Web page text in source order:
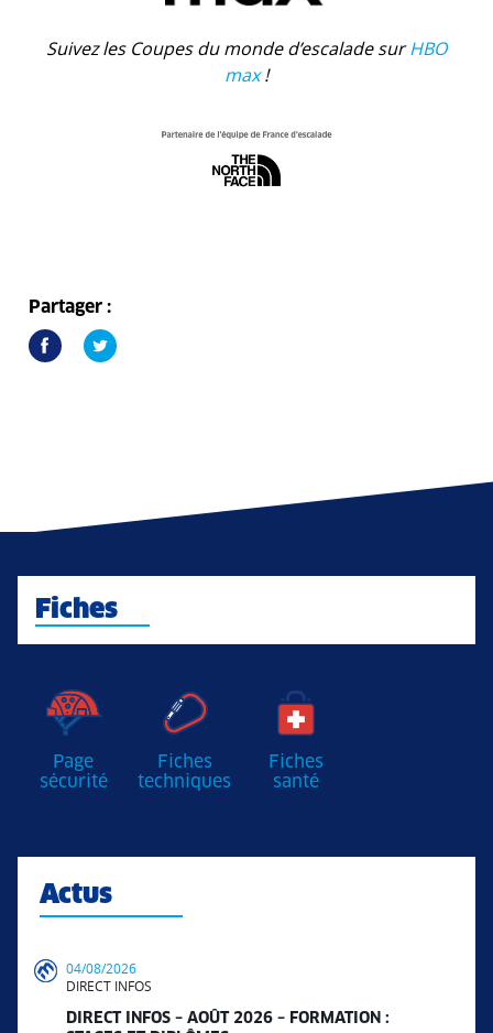
Suivez les Coupes du monde d’escalade surHBO
max!
Partager :
Fiches
Page
sécurité
Fiches
techniques
Fiches
santé
Actus
04/08/2026
DIRECT INFOS
DIRECT INFOS – AOÛT 2026 – FORMATION :